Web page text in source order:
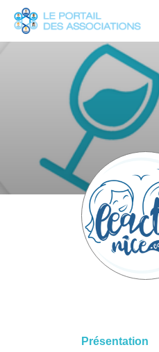
Présentation
Panneau de gestion des cookies